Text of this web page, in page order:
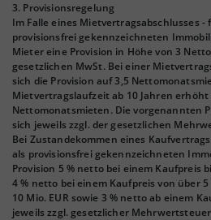
3. Provisionsregelung
Im Falle eines Mietvertragsabschlusses -
provisionsfrei gekennzeichneten
Mieter eine Provision in Höhe von 3
gesetzlichen MwSt. Bei einer
sich die Provision auf 3,5
Mietvertragslaufzeit ab 10 Jahren erhöht
Nettomonatsmieten. Die vorgenannten
sich jeweils zzgl. der gesetzlichen
Bei Zustandekommen eines
als provisionsfrei gekennzeichneten
Provision 5 % netto bei einem Kaufpreis
4 % netto bei einem Kaufpreis von über
10 Mio. EUR sowie 3 % netto ab einem
jeweils zzgl. gesetzlicher